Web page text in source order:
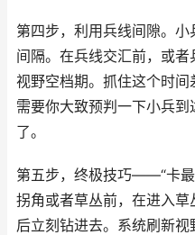
第四步，利用兵线间隙。
间隔。在兵线交汇前，或
视野空档期。抓住这个时
需要你大致预判一下小兵
了。
第五步，终极技巧——“卡
拐角或者草丛前，在进入
后立刻钻进去。系统刷新